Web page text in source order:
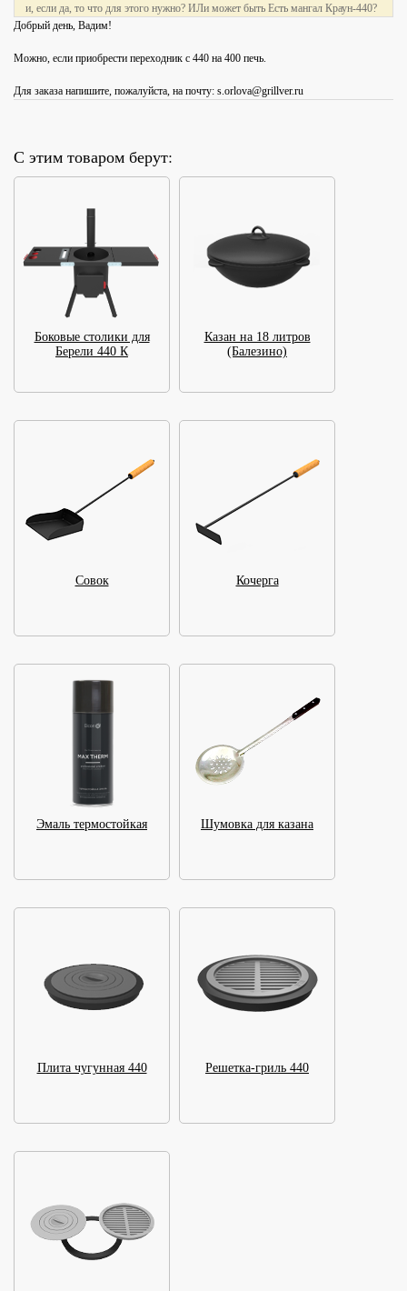
и, если да, то что для этого нужно? ИЛи может быть Есть мангал Краун-440?
Добрый день, Вадим!
Можно, если приобрести переходник с 440 на 400 печь.
Для заказа напишите, пожалуйста, на почту: s.orlova@grillver.ru
С этим товаром берут:
Боковые столики для
Берели 440 К
Казан на 18 литров
(Балезино)
Совок Кочерга
Эмаль термостойкая Шумовка для казана
Плита чугунная 440 Решетка-гриль 440